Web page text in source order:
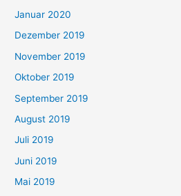
Januar 2020
Dezember 2019
November 2019
Oktober 2019
September 2019
August 2019
Juli 2019
Juni 2019
Mai 2019